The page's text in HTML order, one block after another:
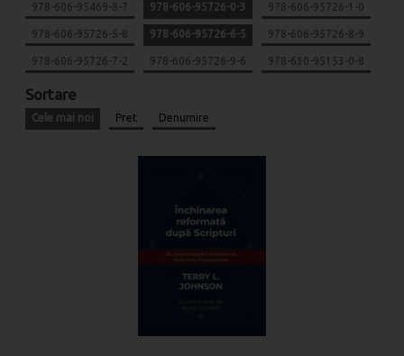
978-606-95469-8-7 978-606-95726-0-3 978-606-95726-1-0
978-606-95726-5-8 978-606-95726-6-5 978-606-95726-8-9
978-606-95726-7-2 978-606-95726-9-6 978-630-95153-0-8
Sortare
Cele mai noi Pret Denumire